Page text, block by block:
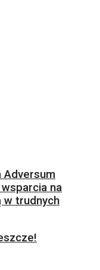
Adversum
na
w trudnych